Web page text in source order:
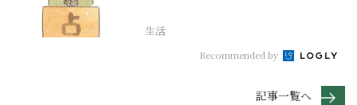
生活
Recommended by
記事一覧へ